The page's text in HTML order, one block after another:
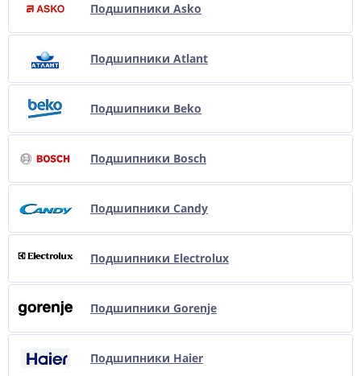
Подшипники Asko
Подшипники Atlant
Подшипники Beko
Подшипники Bosch
Подшипники Candy
Подшипники Electrolux
Подшипники Gorenje
Подшипники Haier